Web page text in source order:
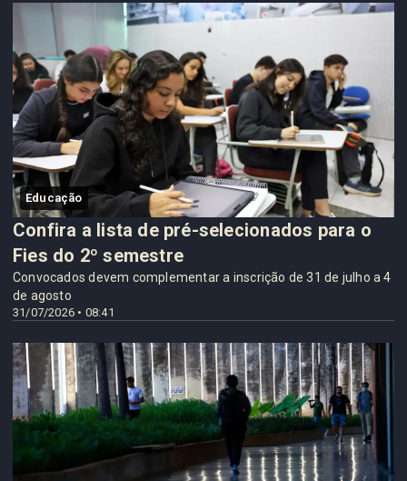
Educação
31/07/2026 • 08:41
Confira a lista de pré-selecionados para o
Fies do 2º semestre
Convocados devem complementar a inscrição de 31 de julho a 4
de agosto